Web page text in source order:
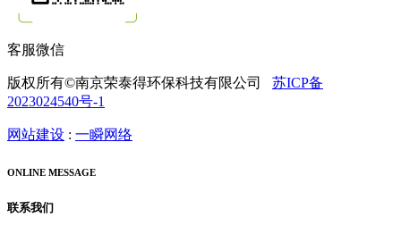
客服微信
版权所有©南京荣泰得环保科技有限公司 苏ICP备
2023024540号-1
网站建设 : 一瞬网络
ONLINE MESSAGE
联系我们